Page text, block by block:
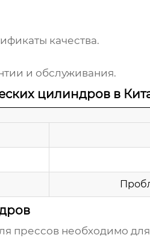
качества.
и обслуживания.
цилиндров в
прессовнеобходимо